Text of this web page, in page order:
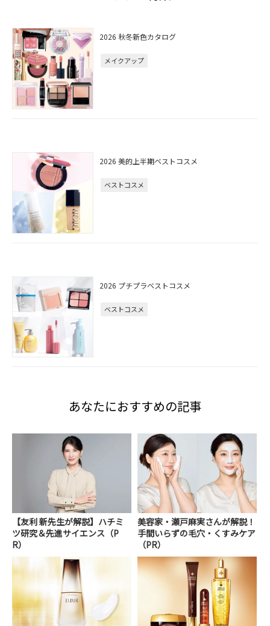
2026 秋冬新色カタログ
メイクアップ
2026 美的上半期ベストコスメ
ベストコスメ
2026 プチプラベストコスメ
ベストコスメ
あなたにおすすめの記事
【友利 新先生が解説】ハチミ
ツ研究＆先進サイエンス（P
R）
美容家・瀬戸麻実さんが解説！
手間いらずの毛穴・くすみケア
（PR）